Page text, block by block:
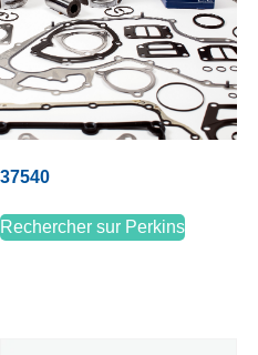
37540
Rechercher sur Perkins